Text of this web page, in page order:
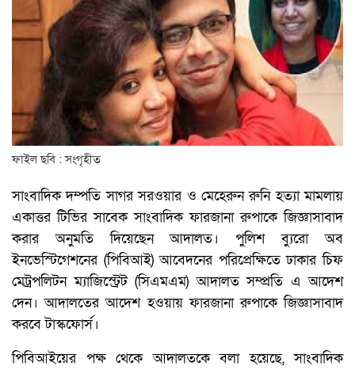
ফাইল ছবি : সংগৃহীত
সাংবাদিক দম্পতি সাগর সরওয়ার ও মেহেরুন রুনি হত্যা মামলায়
একাত্তর টিভির সাবেক সাংবাদিক ফারজানা রুপাকে জিজ্ঞাসাবাদ
করার অনুমতি দিয়েছেন আদালত। পুলিশ ব্যুরো অব
ইনভেস্টিগেশনের (পিবিআই) আবেদনের পরিপ্রেক্ষিতে ঢাকার চিফ
মেট্রপলিটন ম্যাজিস্ট্রেট (সিএমএম) আদালত সম্প্রতি এ আদেশ
দেন। আদালতের আদেশ হওয়ায় ফারজানা রুপাকে জিজ্ঞাসাবাদ
করবে টাস্কফোর্স।
পিবিআইয়ের পক্ষ থেকে আদালতকে বলা হয়েছে, সাংবাদিক